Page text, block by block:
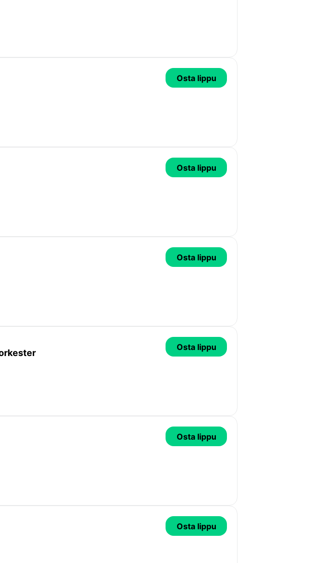
Osta lippu
Osta lippu
Osta lippu
Osta lippu
Osta lippu
Osta lippu